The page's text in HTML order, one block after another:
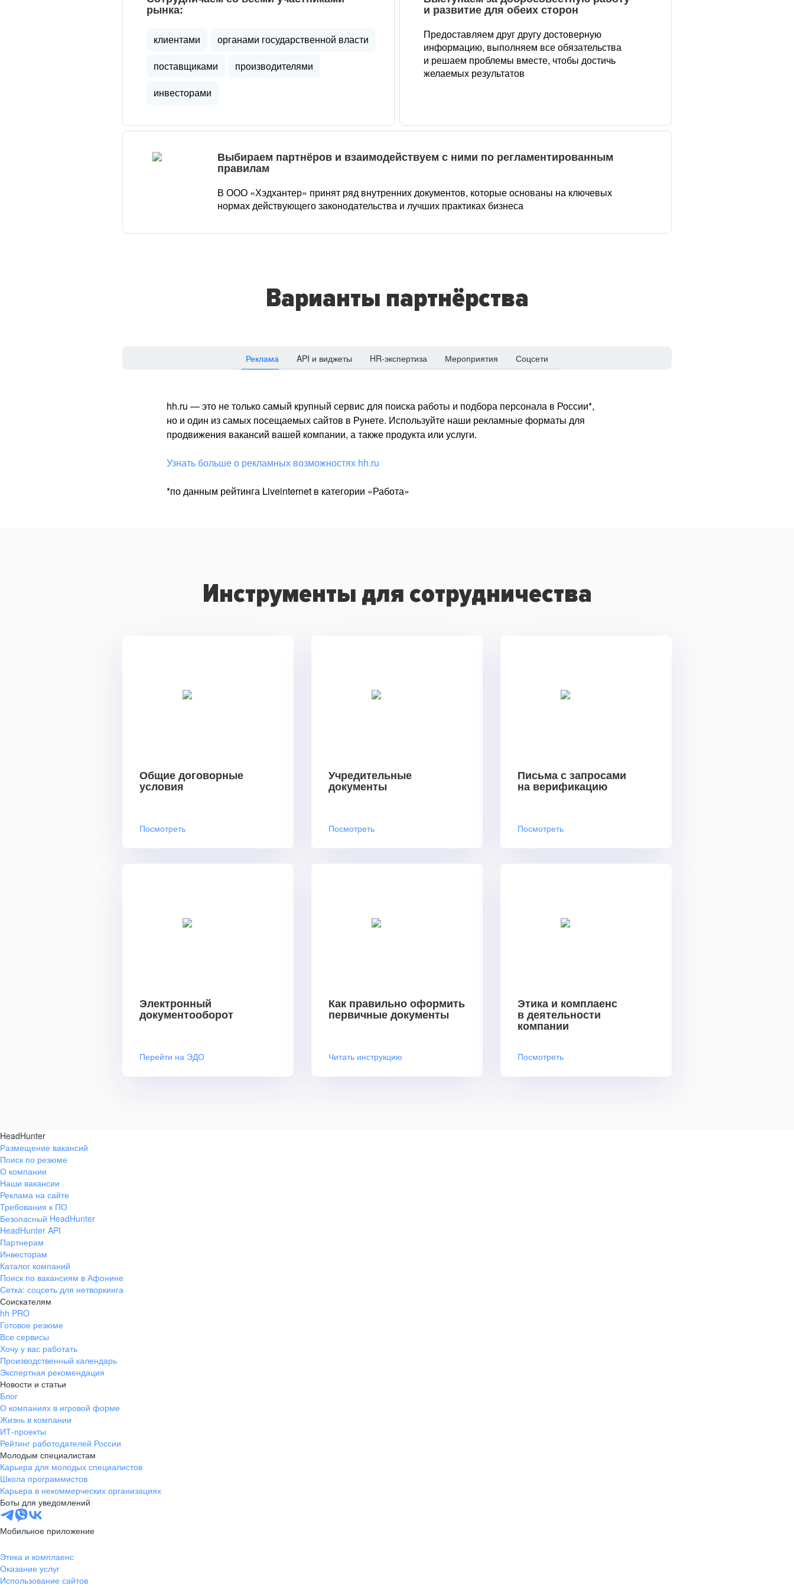
рынка:
клиентами
органами государственной власти
поставщиками
производителями
инвесторами
и развитие для обеих сторон
Предоставляем друг другу достоверную
информацию, выполняем все обязательства
и решаем проблемы вместе, чтобы достичь
желаемых результатов
Выбираем партнёров и взаимодействуем с ними по регламентированным
правилам
В ООО «Хэдхантер» принят ряд внутренних документов, которые основаны на ключевых
нормах действующего законодательства и лучших практиках бизнеса
Варианты партнёрства
Реклама API и виджеты HR-экспертиза Мероприятия Соцсети
hh.ru — это не только самый крупный сервис для поиска работы и подбора персонала в России*,
но и один из самых посещаемых сайтов в Рунете. Используйте наши рекламные форматы для
продвижения вакансий вашей компании, а также продукта или услуги.
Узнать больше о рекламных возможностях hh.ru
*по данным рейтинга Liveinternet в категории «Работа»
Инструменты для сотрудничества
Общие договорные
условия
Посмотреть
Учредительные
документы
Посмотреть
Письма с запросами
на верификацию
Посмотреть
Электронный
документооборот
Перейти на ЭДО
Как правильно оформить
первичные документы
Читать инструкцию
Этика и комплаенс
в деятельности
компании
Посмотреть
HeadHunter
Размещение вакансий
Поиск по резюме
О компании
Наши вакансии
Реклама на сайте
Требования к ПО
Безопасный HeadHunter
HeadHunter API
Партнерам
Инвесторам
Каталог компаний
Поиск по вакансиям в Афонине
Сетка: соцсеть для нетворкинга
Соискателям
hh PRO
Готовое резюме
Все сервисы
Хочу у вас работать
Производственный календарь
Экспертная рекомендация
Новости и статьи
Блог
О компаниях в игровой форме
Жизнь в компании
ИТ-проекты
Рейтинг работодателей России
Молодым специалистам
Карьера для молодых специалистов
Школа программистов
Карьера в некоммерческих организациях
Боты для уведомлений
Мобильное приложение
Этика и комплаенс
Оказание услуг
Использование сайтов